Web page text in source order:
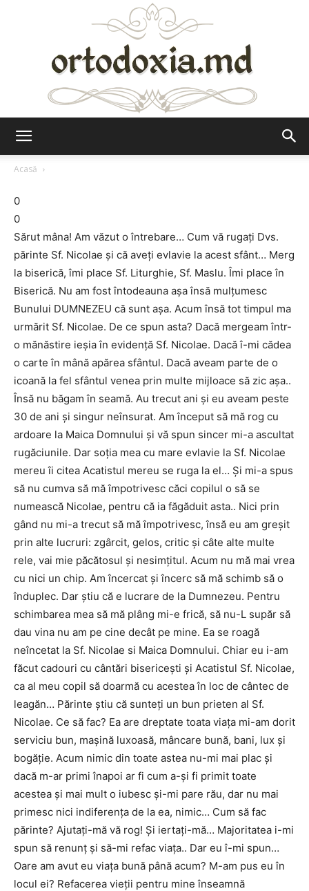
Acasă
0
0
Sărut mâna! Am văzut o întrebare… Cum vă rugați Dvs.
părinte Sf. Nicolae și că aveți evlavie la acest sfânt… Merg
la biserică, îmi place Sf. Liturghie, Sf. Maslu. Îmi place în
Biserică. Nu am fost întodeauna așa însă mulțumesc
Bunului DUMNEZEU că sunt așa. Acum însă tot timpul ma
urmărit Sf. Nicolae. De ce spun asta? Dacă mergeam într-
o mănăstire ieșia în evidență Sf. Nicolae. Dacă î-mi cădea
o carte în mână apărea sfântul. Dacă aveam parte de o
icoană la fel sfântul venea prin multe mijloace să zic așa..
Însă nu băgam în seamă. Au trecut ani și eu aveam peste
30 de ani și singur neînsurat. Am început să mă rog cu
ardoare la Maica Domnului și vă spun sincer mi-a ascultat
rugăciunile. Dar soția mea cu mare evlavie la Sf. Nicolae
mereu îi citea Acatistul mereu se ruga la el… Și mi-a spus
să nu cumva să mă împotrivesc căci copilul o să se
numească Nicolae, pentru că ia făgăduit asta.. Nici prin
gând nu mi-a trecut să mă împotrivesc, însă eu am greșit
prin alte lucruri: zgârcit, gelos, critic și câte alte multe
rele, vai mie păcătosul și nesimțitul. Acum nu mă mai vrea
cu nici un chip. Am încercat și încerc să mă schimb să o
înduplec. Dar știu că e lucrare de la Dumnezeu. Pentru
schimbarea mea să mă plâng mi-e frică, să nu-L supăr să
dau vina nu am pe cine decât pe mine. Ea se roagă
neîncetat la Sf. Nicolae si Maica Domnului. Chiar eu i-am
făcut cadouri cu cântări bisericești și Acatistul Sf. Nicolae,
ca al meu copil să doarmă cu acestea în loc de cântec de
leagăn… Părinte știu că sunteți un bun prieten al Sf.
Nicolae. Ce să fac? Ea are dreptate toata viața mi-am dorit
serviciu bun, mașină luxoasă, mâncare bună, bani, lux și
bogăție. Acum nimic din toate astea nu-mi mai plac și
dacă m-ar primi înapoi ar fi cum a-și fi primit toate
acestea și mai mult o iubesc și-mi pare rău, dar nu mai
primesc nici indiferența de la ea, nimic… Cum să fac
părinte? Ajutați-mă vă rog! Și iertați-mă… Majoritatea i-mi
spun să renunț și să-mi refac viața.. Dar eu î-mi spun…
Oare am avut eu viața bună până acum? M-am pus eu în
locul ei? Refacerea vieții pentru mine înseamnă